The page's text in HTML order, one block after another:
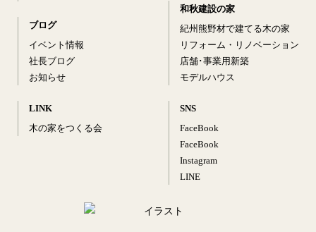
ブログ
イベント情報
社長ブログ
お知らせ
LINK
木の家をつくる会
和秋建設の家
紀州熊野材で建てる木の家
リフォーム・リノベーション
店舗･事業用新築
モデルハウス
SNS
FaceBook
FaceBook
Instagram
LINE